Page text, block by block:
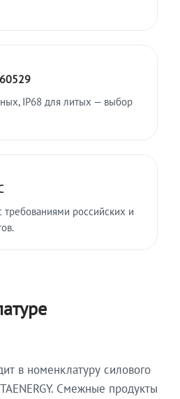
IP68 для литых — выбор
российских и
в номенклатуру силового
Смежные продукты